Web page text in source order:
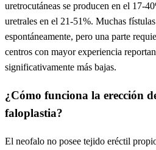
uretrocutáneas se producen en el 17-
uretrales en el 21-51%. Muchas
espontáneamente, pero una parte
centros con mayor experiencia
significativamente más bajas.
¿Cómo funciona la erección
faloplastia?
El neofalo no posee tejido eréctil